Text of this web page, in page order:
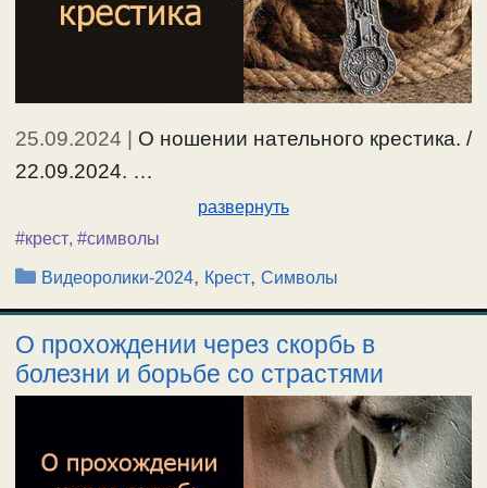
25.09.2024
О ношении нательного крестика. /
22.09.2024. …
развернуть
#крест, #символы
Рубрики
Видеоролики-2024, Крест,Символы
О прохождении через скорбь в
болезни и борьбе со страстями